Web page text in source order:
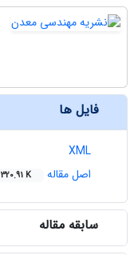
فایل ها
XML
اصل مقاله
320.91 K
سابقه مقاله